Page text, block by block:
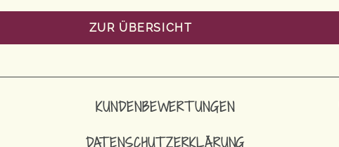
ZUR ÜBERSICHT
KUNDENBEWERTUNGEN
DATENSCHUTZERKLÄRUNG